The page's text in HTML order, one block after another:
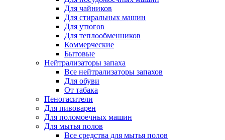
Для чайников
Для стиральных машин
Для утюгов
Для теплообменников
Коммерческие
Бытовые
Нейтрализаторы запаха
Все нейтрализаторы запахов
Для обуви
От табака
Пеногасители
Для пивоварен
Для поломоечных машин
Для мытья полов
Все средства для мытья полов